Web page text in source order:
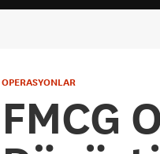
OPERASYONLAR
FMCG